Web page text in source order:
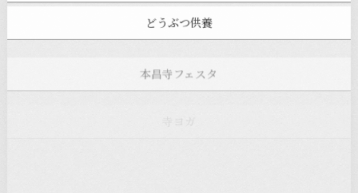
どうぶつ供養
寺ヨガ
お知らせ